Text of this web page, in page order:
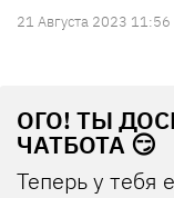
21 Августа 2023 11:56
ОГО! ТЫ
ЧАТБОТА 😏
Теперь у тебя